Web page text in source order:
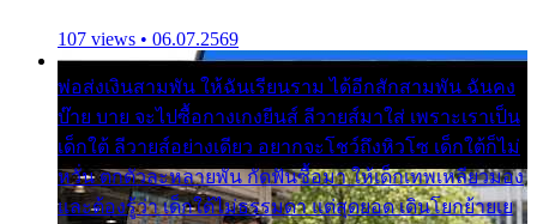
107 views • 06.07.2569
พ่อส่งเงินสามพัน ให้ฉันเรียนราม ได้อีกสักสามพัน ฉันคง
บ๊าย บาย จะไปซื้อกางเกงยีนส์ ลีวายส์มาใส่ เพราะเราเป็น
เด็กใต้ ลีวายส์อย่างเดียว อยากจะโชว์ถึงหิวโซ เด็กใต้ก็ไม่
หวั่น ตกตัวละหลายพัน กัดฟันซื้อมา ให้เด็กเทพเหลียวมอง
และต้องรู้ว่า เด็กใต้ไม่ธรรมดา แต่สุดยอด เดินโยกย้ายเย